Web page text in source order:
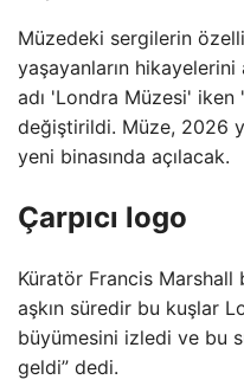
Müzedeki sergilerin
yaşayanların
adı 'Londra Müzesi'
değiştirildi. Müze, 2026
yeni binasında açılacak.
Çarpıcı logo
Küratör Francis Marshall
aşkın süredir bu kuşlar
büyümesini izledi ve bu
geldi” dedi.